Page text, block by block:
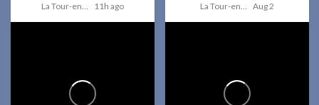
La Tour-en-Maurienne 11h ago La Tour-en-Maurienne Aug 2